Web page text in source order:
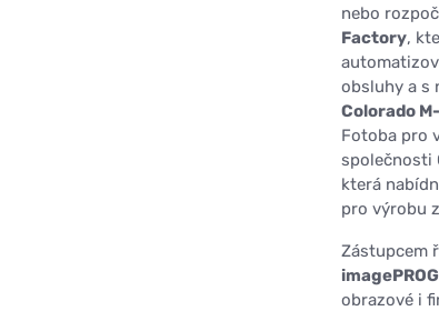
nebo
Factory,
obsluhy a s
Colorado
Fotoba pro
společnosti
která
pro výrobu
Zástupcem
obrazové i